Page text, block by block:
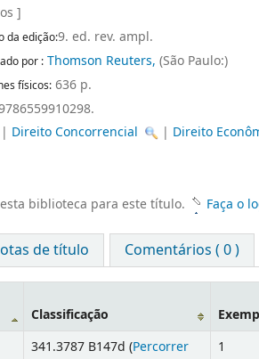
]
da edição:9. ed. rev. ampl.
por : Thomson Reuters, (São Paulo:)
físicos: 636 p.
| Direito Concorrencial | Direito
biblioteca para este título. Faça o
de título Comentários ( 0 )
Classificação
341.3787 B147d (Percorrer
1